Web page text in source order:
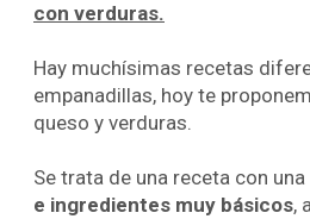
con verduras.
Hay muchísimas recetas
empanadillas, hoy te
queso y verduras.
Se trata de una receta con una
e ingredientes muy básicos,